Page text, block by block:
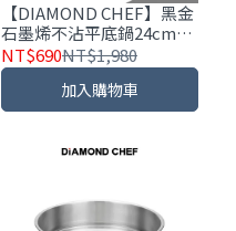
【DIAMOND CHEF】黑金
石墨烯不沾平底鍋24cm｜
含蓋｜IH爐可用
NT$690NT$1,980
加入購物車